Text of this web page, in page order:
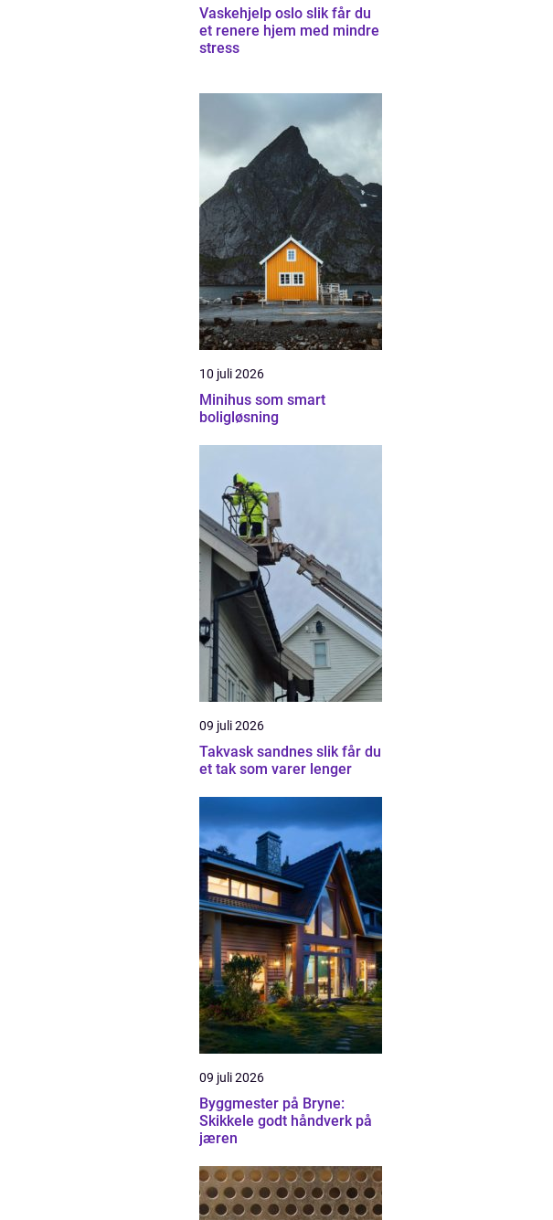
Vaskehjelp oslo slik får du
et renere hjem med mindre
stress
10 juli 2026
Minihus som smart
boligløsning
09 juli 2026
Takvask sandnes slik får du
et tak som varer lenger
09 juli 2026
Byggmester på Bryne:
Skikkele godt håndverk på
jæren